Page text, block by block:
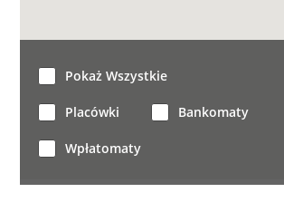
Pokaż Wszystkie
Placówki Bankomaty
Wpłatomaty